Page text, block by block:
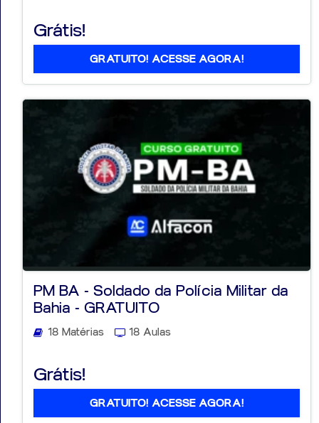
Grátis!
GRATUITO! ACESSE AGORA!
PM BA - Soldado da Polícia Militar da
Bahia - GRATUITO
18 Matérias 18 Aulas
Grátis!
GRATUITO! ACESSE AGORA!